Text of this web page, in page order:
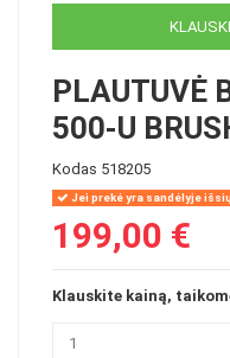
PLAUTUVĖ
500-U
Kodas 518205
Jei prekė yra sandėlyje
199,00 €
Klauskite kainą,